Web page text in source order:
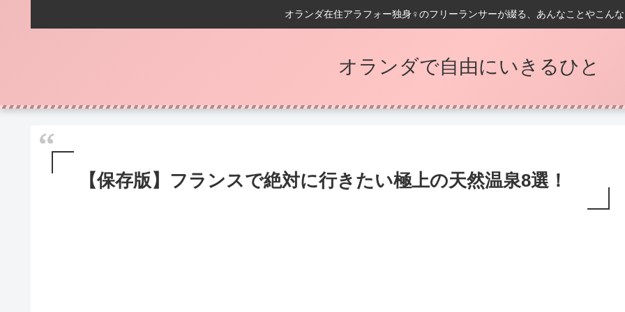
オランダ在住アラフォー独身♀️のフリーランサーが綴る、あんなことやこん
オランダで自由にいきるひと
【保存版】フランスで絶対に行きたい極上の天然温泉8選！